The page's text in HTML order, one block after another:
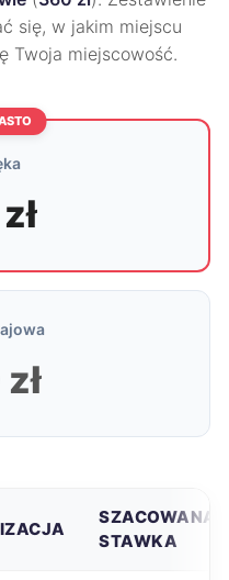
się, w jakim miejscu
Twoja miejscowość.
SZACOWANA
STAWKA